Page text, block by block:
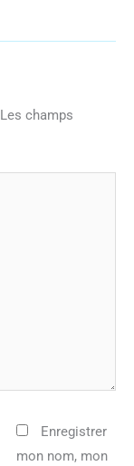
Les champs
Enregistrer
mon nom, mon